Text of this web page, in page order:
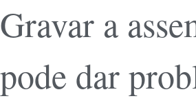
Gravar a
pode dar